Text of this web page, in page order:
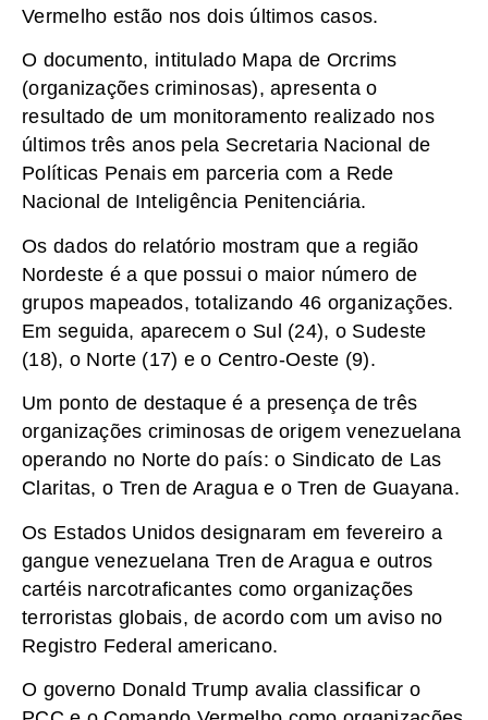
Vermelho estão nos dois últimos casos.
O documento, intitulado Mapa de Orcrims
(organizações criminosas), apresenta o
resultado de um monitoramento realizado nos
últimos três anos pela Secretaria Nacional de
Políticas Penais em parceria com a Rede
Nacional de Inteligência Penitenciária.
Os dados do relatório mostram que a região
Nordeste é a que possui o maior número de
grupos mapeados, totalizando 46 organizações.
Em seguida, aparecem o Sul (24), o Sudeste
(18), o Norte (17) e o Centro-Oeste (9).
Um ponto de destaque é a presença de três
organizações criminosas de origem venezuelana
operando no Norte do país: o Sindicato de Las
Claritas, o Tren de Aragua e o Tren de Guayana.
Os Estados Unidos designaram em fevereiro a
gangue venezuelana Tren de Aragua e outros
cartéis narcotraficantes como organizações
terroristas globais, de acordo com um aviso no
Registro Federal americano.
O governo Donald Trump avalia classificar o